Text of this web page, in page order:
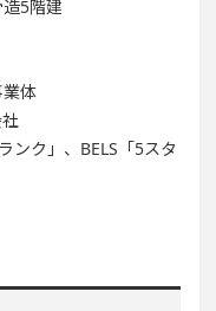
5階建
体
ンク」、BELS「5スタ